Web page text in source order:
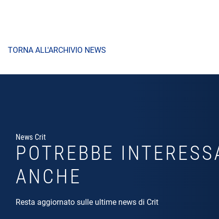
TORNA ALL'ARCHIVIO NEWS
News Crit
POTREBBE
ANCHE
Resta aggiornato sulle ultime news di Crit